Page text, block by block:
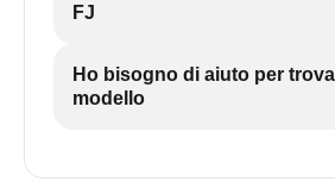
FJ
Ho bisogno di aiuto per
modello